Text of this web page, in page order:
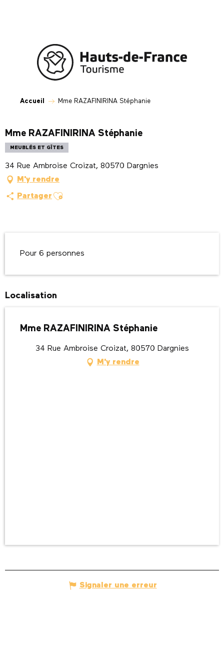
Accueil Mme RAZAFINIRINA Stéphanie
Mme RAZAFINIRINA Stéphanie
MEUBLÉS ET GÎTES
34 Rue Ambroise Croizat, 80570 Dargnies
M'y rendre
Partager Ajouter aux favoris
Pour 6 personnes
Localisation
Mme RAZAFINIRINA Stéphanie
34 Rue Ambroise Croizat, 80570 Dargnies
M'y rendre
Signaler une erreur